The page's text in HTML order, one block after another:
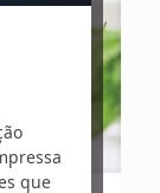
que